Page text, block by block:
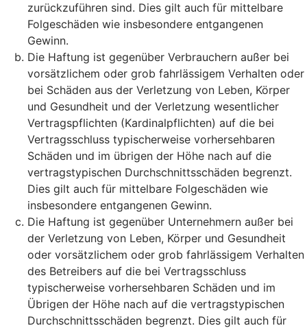
zurückzuführen sind. Dies gilt auch für mittelbare
Folgeschäden wie insbesondere entgangenen
Gewinn.
Die Haftung ist gegenüber Verbrauchern außer bei
vorsätzlichem oder grob fahrlässigem Verhalten oder
bei Schäden aus der Verletzung von Leben, Körper
und Gesundheit und der Verletzung wesentlicher
Vertragspflichten (Kardinalpflichten) auf die bei
Vertragsschluss typischerweise vorhersehbaren
Schäden und im übrigen der Höhe nach auf die
vertragstypischen Durchschnittsschäden begrenzt.
Dies gilt auch für mittelbare Folgeschäden wie
insbesondere entgangenen Gewinn.
Die Haftung ist gegenüber Unternehmern außer bei
der Verletzung von Leben, Körper und Gesundheit
oder vorsätzlichem oder grob fahrlässigem Verhalten
des Betreibers auf die bei Vertragsschluss
typischerweise vorhersehbaren Schäden und im
Übrigen der Höhe nach auf die vertragstypischen
Durchschnittsschäden begrenzt. Dies gilt auch für